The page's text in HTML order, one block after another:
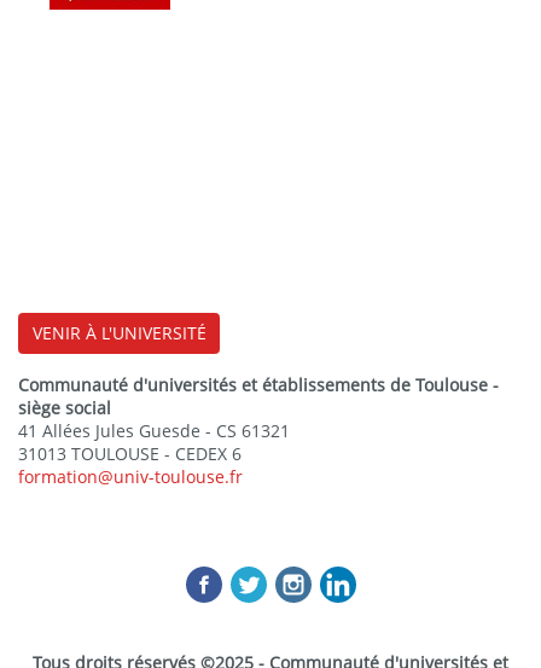
VENIR À L'UNIVERSITÉ
Communauté d'universités et établissements de Toulouse -
siège social
41 Allées Jules Guesde - CS 61321
31013 TOULOUSE - CEDEX 6
formation@univ-toulouse.fr
Tous droits réservés ©2025 - Communauté d'universités et